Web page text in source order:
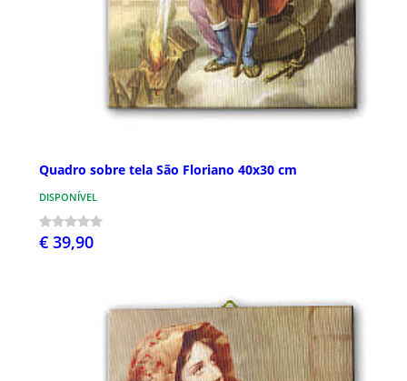
Quadro sobre tela São Floriano 40x30 cm
DISPONÍVEL
€ 39,90